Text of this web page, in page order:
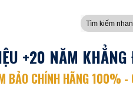
Tìm
kiếm:
+20 NĂM
BẢO CHÍNH HÃNG 100% -